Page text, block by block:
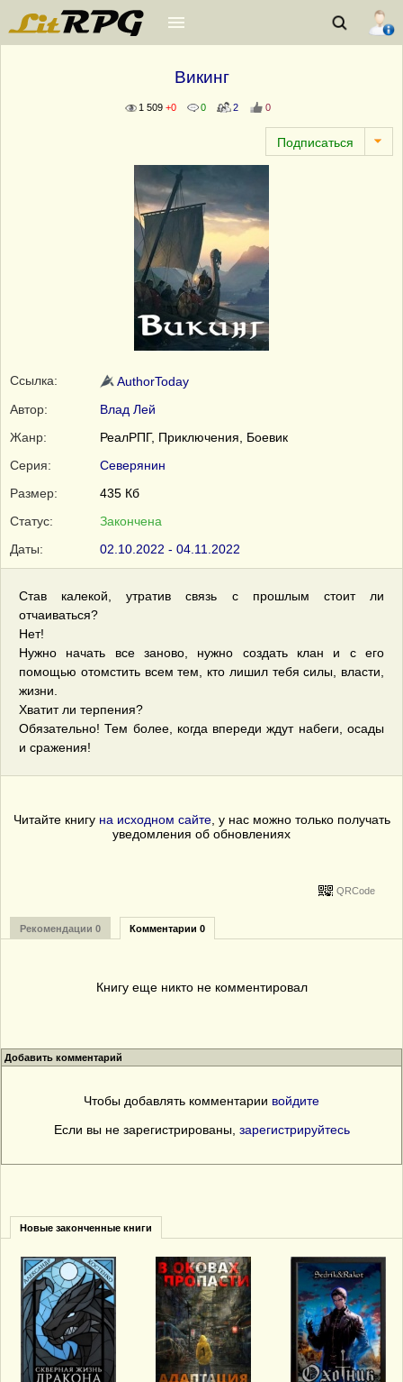
Викинг
1 509 +0 0 2 0
Ссылка:
AuthorToday
Автор:
Влад Лей
Жанр:
РеалРПГ, Приключения, Боевик
Серия:
Северянин
Размер:
435 Кб
Статус:
Закончена
Даты:
02.10.2022 - 04.11.2022
Став калекой, утратив связь с прошлым стоит ли
отчаиваться?
Нет!
Нужно начать все заново, нужно создать клан и с его
помощью отомстить всем тем, кто лишил тебя силы, власти,
жизни.
Хватит ли терпения?
Обязательно! Тем более, когда впереди ждут набеги, осады
и сражения!
Читайте книгу на исходном сайте, у нас можно только получать
уведомления об обновлениях
QRCode
Рекомендации 0 Комментарии 0
Книгу еще никто не комментировал
Добавить комментарий
Чтобы добавлять комментарии войдите
Если вы не зарегистрированы, зарегистрируйтесь
Новые законченные книги